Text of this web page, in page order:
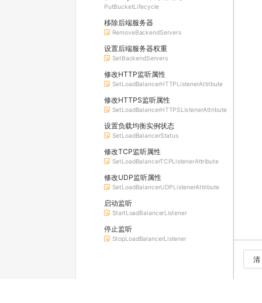
PutBucketLifecycle
移除后端服务器
RemoveBackendServers
设置后端服务器权重
SetBackendServers
修改HTTP监听属性
SetLoadBalancerHTTPListenerAttribute
修改HTTPS监听属性
SetLoadBalancerHTTPSListenerAttribute
设置负载均衡实例状态
SetLoadBalancerStatus
修改TCP监听属性
SetLoadBalancerTCPListenerAttribute
修改UDP监听属性
SetLoadBalancerUDPListenerAttribute
启动监听
StartLoadBalancerListener
停止监听
StopLoadBalancerListener
清